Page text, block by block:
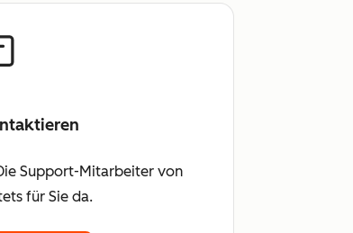
Support-Mitarbeiter von
für Sie da.